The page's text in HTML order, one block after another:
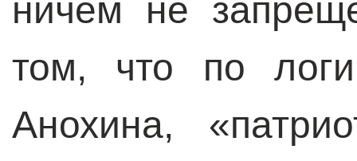
ничем не
том, что по
Анохина,